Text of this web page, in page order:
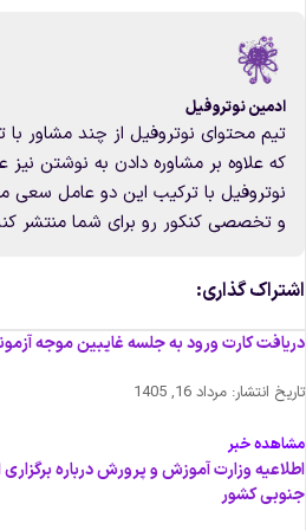
ادمین نوتروفیل
تیم محتوای نوتروفیل از چند مشاور
که علاوه بر مشاوره دادن به نوشتن نیز
نوتروفیل با ترکیب این دو عامل سعی
و تخصصی کنکور رو برای شما منتشر
گذاری:
کارت ورود به جلسه غایبین موجه
انتشار: مرداد 16, 1405
خبر
کشور